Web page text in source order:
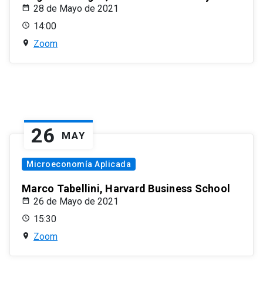
28 de Mayo de 2021
14:00
Zoom
26 MAY
Microeconomía Aplicada
Marco Tabellini, Harvard Business School
26 de Mayo de 2021
15:30
Zoom